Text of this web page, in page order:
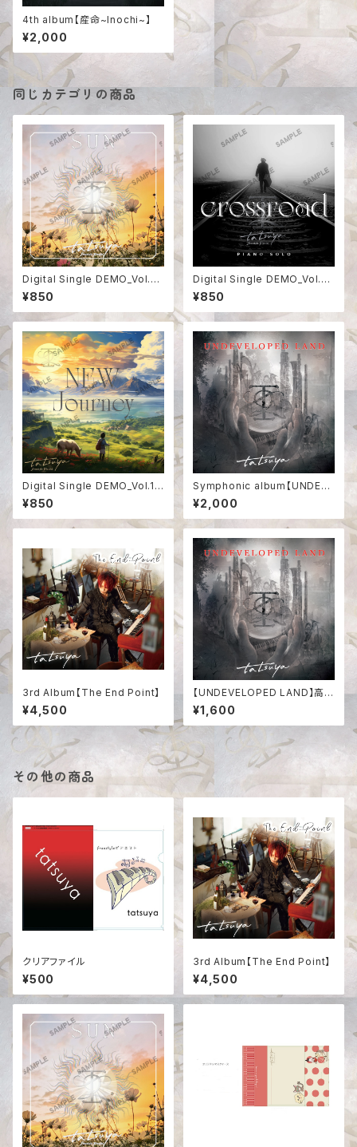
4th album【産命~Inochi~】
¥2,000
同じカテゴリの商品
Digital Single DEMO_Vol.3
【SUN】
¥850
Digital Single DEMO_Vol.2
【crossroad】
¥850
Digital Single DEMO_Vol.1
【NEW Journey】
¥850
Symphonic album【UNDEVE
LOPED LAND】
¥2,000
3rd Album【The End Point】
¥4,500
【UNDEVELOPED LAND】高音
質デジタル版
¥1,600
その他の商品
クリアファイル
¥500
3rd Album【The End Point】
¥4,500